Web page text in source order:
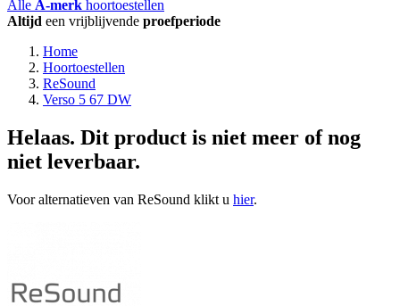
Alle A-merk hoortoestellen
Altijd een vrijblijvende proefperiode
Home
Hoortoestellen
ReSound
Verso 5 67 DW
Helaas. Dit product is niet meer of nog
niet leverbaar.
Voor alternatieven van ReSound klikt u hier.